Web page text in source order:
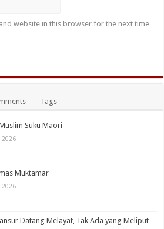
website in this browser for the next time
Tags
Suku Maori
2026
Muktamar
2026
Datang Melayat, Tak Ada yang Meliput